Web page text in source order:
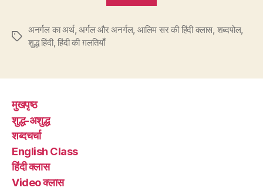
क्या
या
Tags
अनर्गल का अर्थ,अर्गल और अनर्गल, आलिम सर की हिंदी क्लास, शब्दपोल,
शुद्ध हिंदी,हिंदी की ग़लतियाँ
मुखपृष्ठ
शुद्ध-अशुद्ध
शब्दचर्चा
English Class
हिंदी क्लास
Video क्लास